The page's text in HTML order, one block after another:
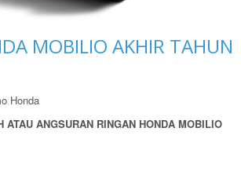
MOBILIO AKHIR TAHUN
Honda
ATAU ANGSURAN RINGAN HONDA MOBILIO